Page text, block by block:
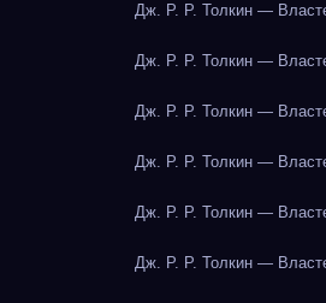
Дж. Р. Р. Толкин —
Дж. Р. Р. Толкин —
Дж. Р. Р. Толкин —
Дж. Р. Р. Толкин —
Дж. Р. Р. Толкин —
Дж. Р. Р. Толкин —